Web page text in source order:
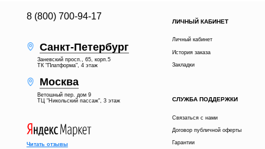
8 (800) 700-94-17
Санкт-Петербург
Заневский просп., 65, корп.5
ТК "Платформа", 4 этаж
Москва
Ветошный пер. дом 9
ТЦ "Никольский пассаж", 3 этаж
ЛИЧНЫЙ КАБИНЕТ
Личный кабинет
История заказа
Закладки
СЛУЖБА ПОДДЕРЖКИ
Связаться с нами
Договор публичной оферты
Гарантии
Читать отзывы